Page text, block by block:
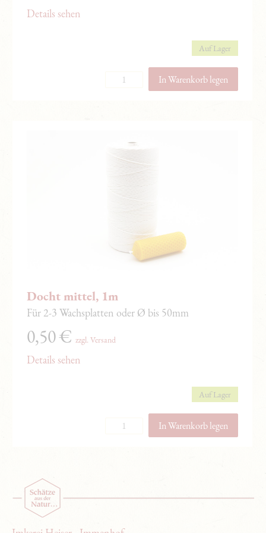
Schreiben Sie einen Kommentar
Bitte melden Sie sich an, um zu bewerten.
Details sehen
Auf Lager
Docht mittel, 1m
Für 2-3 Wachsplatten oder Ø bis 50mm
0,50€ zzgl. Versand
Details sehen
Auf Lager